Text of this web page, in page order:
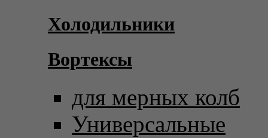
Холодильники
Вортексы
для мерных колб
Универсальные